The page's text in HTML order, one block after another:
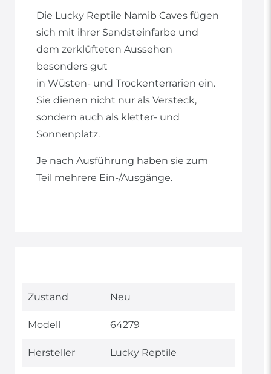
Die Lucky Reptile Namib Caves fügen
sich mit ihrer Sandsteinfarbe und
dem zerklüfteten Aussehen
besonders gut
in Wüsten- und Trockenterrarien ein.
Sie dienen nicht nur als Versteck,
sondern auch als kletter- und
Sonnenplatz.
Je nach Ausführung haben sie zum
Teil mehrere Ein-/Ausgänge.
Technisches
Wert
Zustand Neu
Modell 64279
Hersteller Lucky Reptile